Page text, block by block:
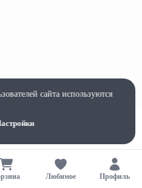
Любимое Профиль
сайта используются